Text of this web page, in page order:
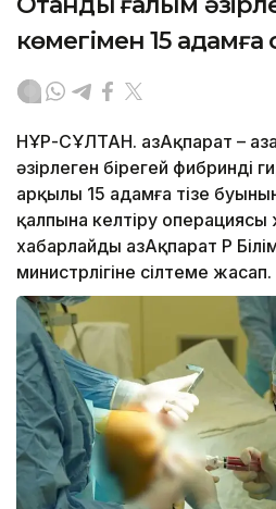
көмегімен 15
НҰР-СҰЛТАН. ҚазАқпарат –
әзірлеген бірегей фибринді
арқылы 15 адамға тізе
қалпына келтіру
хабарлайды ҚазАқпарат ҚР
министрлігіне сілтеме жасап.